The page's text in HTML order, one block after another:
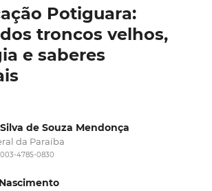
Potiguara:
troncos velhos,
e saberes
de Souza Mendonça
da Paraíba
4785-0830